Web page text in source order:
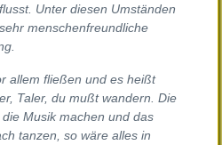
Unter diesen Umständen
menschenfreundliche
allem fließen und es heißt
Taler, du mußt wandern. Die
Musik machen und das
tanzen, so wäre alles in